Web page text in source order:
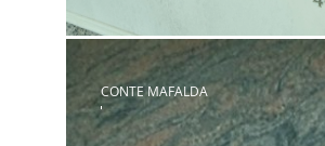
CONTE MAFALDA